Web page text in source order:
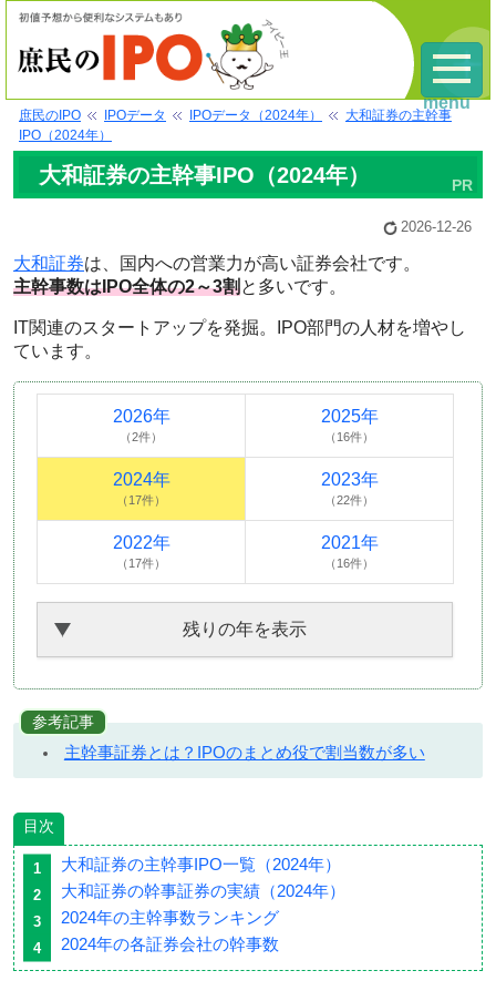
庶民のIPO IPOデータ IPOデータ（2024年）
大和証券の主幹事
IPO（2024年）
大和証券の主幹事IPO（2024年）
2026-12-26
大和証券は、国内への営業力が高い証券会社です。
主幹事数はIPO全体の2～3割 と多いです。
IT関連のスタートアップを発掘。IPO部門の人材を増やし
ています。
2026年
（2件）
2025年
（16件）
2024年
（17件）
2023年
（22件）
2022年
（17件）
2021年
（16件）
残りの年を表示
参考記事
主幹事証券とは？IPOのまとめ役で割当数が多い
目次
大和証券の主幹事IPO一覧（2024年）
大和証券の幹事証券の実績（2024年）
2024年の主幹事数ランキング
2024年の各証券会社の幹事数
menu